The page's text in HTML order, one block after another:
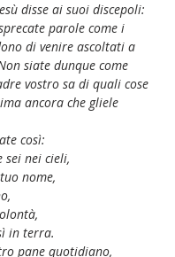
disse ai suoi discepoli:
parole come i
di venire ascoltati a
siate dunque come
vostro sa di quali cose
ancora che gliele
così:
sei nei cieli,
nome,
in terra.
pane quotidiano,